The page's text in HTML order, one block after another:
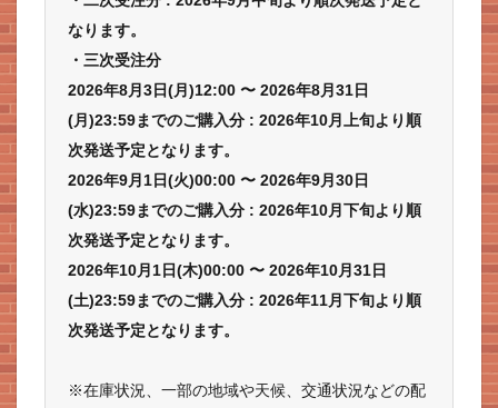
なります。
・三次受注分
2026年8月3日(月)12:00 〜 2026年8月31日
(月)23:59までのご購入分 : 2026年10月上旬より順
次発送予定となります。
2026年9月1日(火)00:00 〜 2026年9月30日
(水)23:59までのご購入分 : 2026年10月下旬より順
次発送予定となります。
2026年10月1日(木)00:00 〜 2026年10月31日
(土)23:59までのご購入分 : 2026年11月下旬より順
次発送予定となります。
※在庫状況、一部の地域や天候、交通状況などの配